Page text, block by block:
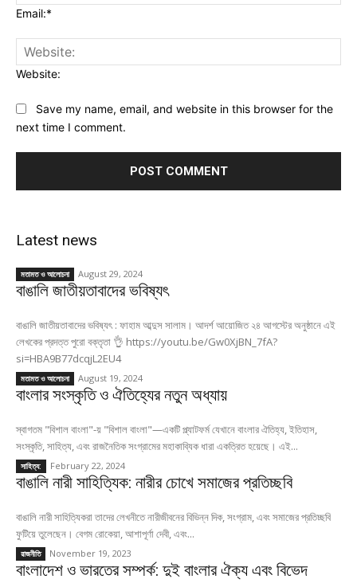
Email:*
Website:
Save my name, email, and website in this browser for the
next time I comment.
Latest news
মতামত ও আলোচনা August 29, 2024
বাঙালি জাতীয়তাবাদের ভবিষ্যৎ
বাঙালি জাতীয়তাবাদের ভবিষ্যৎ : ফাহাম আব্দুস সালাম। আদর্শ আয়োজিত ২৪ আগস্টের অনুষ্ঠানে এই
লেখকের প্রদত্ত পুরো বক্তৃতা 👌 https://youtu.be/Gw0XjBN_7fA?
si=HBA9B77dcqjL2EU4
মতামত ও আলোচনা August 19, 2024
বাংলার সংস্কৃতি ও ঐতিহ্যের নতুন অধ্যায়
স্বাগতম "বিশাল বাংলা"-য় "বিশাল বাংলা"—একটি প্ল্যাটফর্ম যেখানে বাংলার ঐতিহ্য, ইতিহাস,
সংস্কৃতি, সাহিত্য, এবং রাজনৈতিক সংগ্রামের মহাকাব্যিক ধারা একত্রিত হয়েছে। এই...
সাহিত্য: February 22, 2024
বাঙালি নারী সাহিত্যিক: নারীর চোখে সমাজের প্রতিচ্ছবি
বাঙালি নারী সাহিত্যিকরা তাদের লেখনীতে নারীজীবনের বিভিন্ন দিক, সংগ্রাম, এবং সমাজের প্রতিচ্ছবি
ফুটিয়ে তুলেছেন। বেগম রোকেয়া, আশাপূর্ণা দেবী, এবং...
রাজনীতি November 19, 2023
বাংলাদেশ ও ভারতের সম্পর্ক: দুই বাংলার ঐক্য এবং বিভেদ